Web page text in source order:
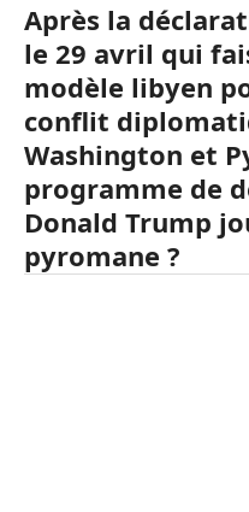
Après la
le 29 avril qui
modèle libyen
conflit
Washington et
programme de
Donald Trump
pyromane ?